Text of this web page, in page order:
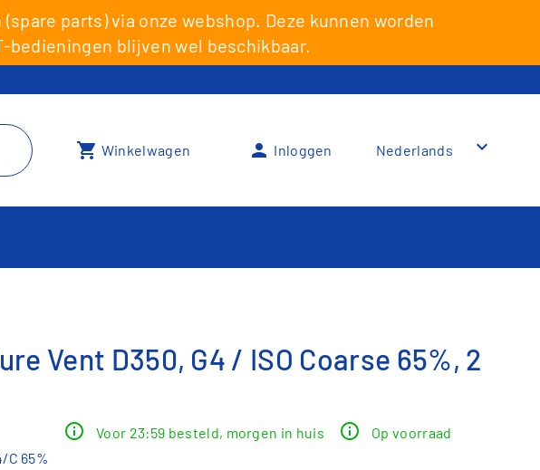
parts) via onze webshop. Deze kunnen worden
blijven wel beschikbaar.
shopping_cart Winkelwagen person Inloggen Nederlands keyboard_arrow_down
Vent D350, G4 / ISO Coarse 65%, 2
C 65%
info Voor 23:59 besteld, morgen in huis info Op voorraad